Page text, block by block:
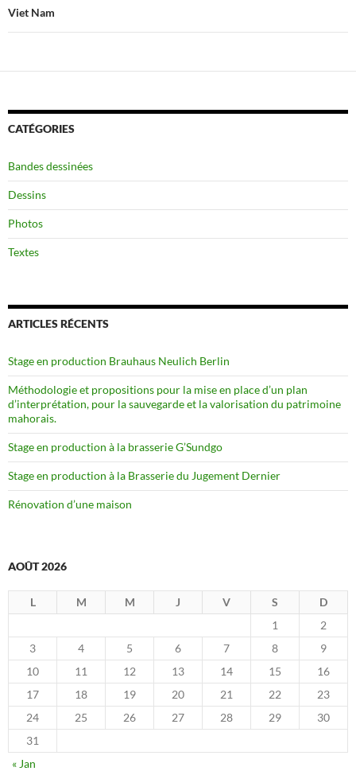
Viet Nam
CATÉGORIES
Bandes dessinées
Dessins
Photos
Textes
ARTICLES RÉCENTS
Stage en production Brauhaus Neulich Berlin
Méthodologie et propositions pour la mise en place d’un plan
d’interprétation, pour la sauvegarde et la valorisation du patrimoine
mahorais.
Stage en production à la brasserie G’Sundgo
Stage en production à la Brasserie du Jugement Dernier
Rénovation d’une maison
AOÛT 2026
L M M J V S
D
1
2
3
4 5 6 7 8
9
10
11 12 13 14 15
16
17
18 19 20 21 22
23
24
25 26 27 28 29
30
31
« Jan